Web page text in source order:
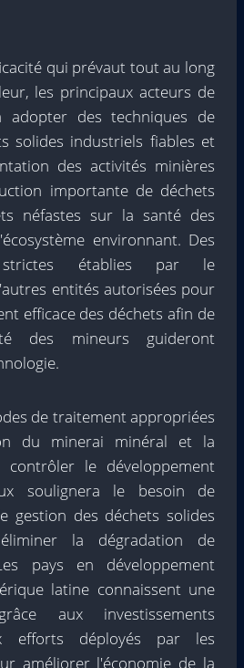
qui prévaut tout au long
les principaux acteurs de
adopter des techniques de
solides industriels fiables et
des activités minières
importante de déchets
néfastes sur la santé des
environnant. Des
strictes établies par le
entités autorisées pour
efficace des déchets afin de
des mineurs guideront
de traitement appropriées
du minerai minéral et la
le développement
soulignera le besoin de
gestion des déchets solides
la dégradation de
pays en développement
latine connaissent une
aux investissements
efforts déployés par les
améliorer l'économie de la